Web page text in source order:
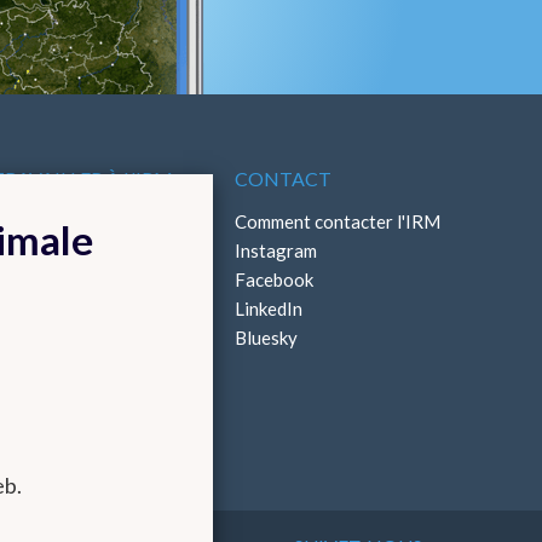
À L'IRM CONTACT
Comment contacter l'IRM
Instagram
Facebook
LinkedIn
Bluesky